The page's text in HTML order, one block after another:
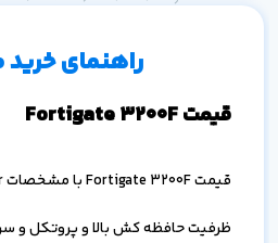
راهنمای
قیمت Fortigate 3200F
ظرفیت حافظه کش بالا و پروتکل و